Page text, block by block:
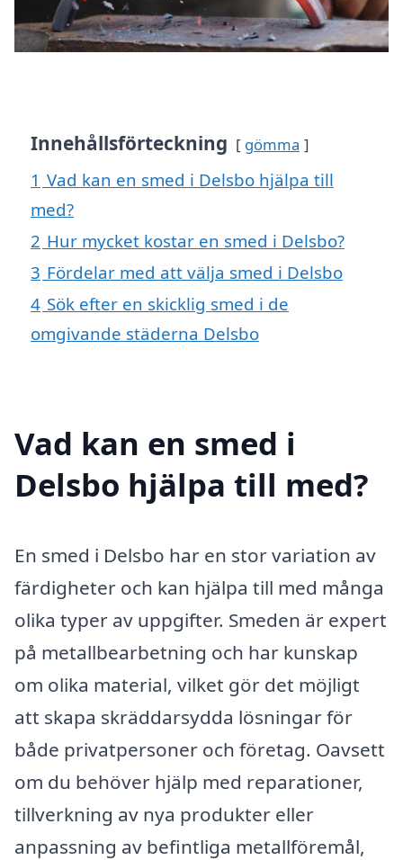
Innehållsförteckning gömma
1 Vad kan en smed i Delsbo hjälpa till
med?
2 Hur mycket kostar en smed i Delsbo?
3 Fördelar med att välja smed i Delsbo
4 Sök efter en skicklig smed i de
omgivande städerna Delsbo
Vad kan en smed i
Delsbo hjälpa till med?
En smed i Delsbo har en stor variation av
färdigheter och kan hjälpa till med många
olika typer av uppgifter. Smeden är expert
på metallbearbetning och har kunskap
om olika material, vilket gör det möjligt
att skapa skräddarsydda lösningar för
både privatpersoner och företag. Oavsett
om du behöver hjälp med reparationer,
tillverkning av nya produkter eller
anpassning av befintliga metallföremål,